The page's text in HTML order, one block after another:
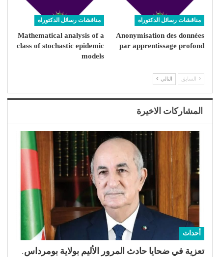
مناقشات رسائل الدكتوراه
Anonymisation des données
par apprentissage profond
مناقشات رسائل الدكتوراه
Mathematical analysis of a
class of stochastic epidemic
models
السابق التالي
المشاركات الاخيرة
أحداث
تعزية في ضحايا حادث المرور الأليم بولاية بومرداس.